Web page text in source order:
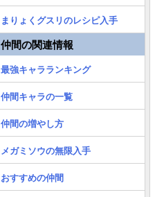
まりょくグスリのレシピ入手
仲間の関連情報
最強キャラランキング
仲間キャラの一覧
仲間の増やし方
メガミソウの無限入手
おすすめの仲間